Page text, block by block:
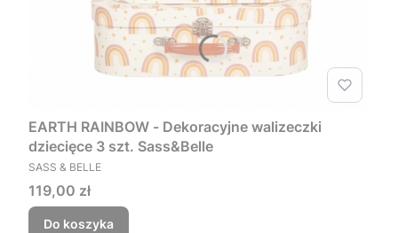
EARTH RAINBOW - Dekoracyjne walizeczki
dziecięce 3 szt. Sass&Belle
PRODUCENT
SASS & BELLE
Cena
119,00 zł
Do koszyka